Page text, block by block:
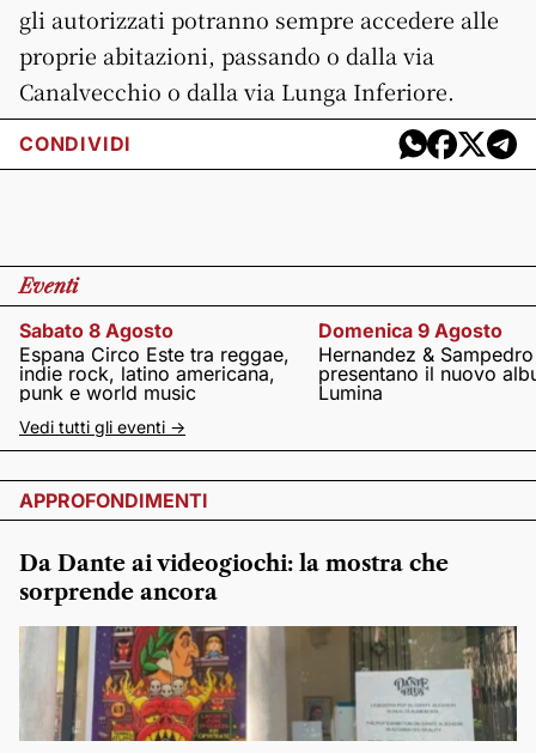
gli autorizzati potranno sempre accedere alle
proprie abitazioni, passando o dalla via
Canalvecchio o dalla via Lunga Inferiore.
CONDIVIDI
Eventi
Sabato 8 Agosto
Espana Circo Este tra reggae,
indie rock, latino americana,
punk e world music
Domenica 9 Agosto
Hernandez & Sampedro
presentano il nuovo
Lumina
Vedi tutti gli eventi ->
APPROFONDIMENTI
Da Dante ai videogiochi: la mostra che
sorprende ancora